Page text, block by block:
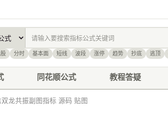
分时 基本面 短线 波段 涨停 趋势 抄底 逃顶
同花顺公式 教程答疑
龙共振副图指标 源码 贴图